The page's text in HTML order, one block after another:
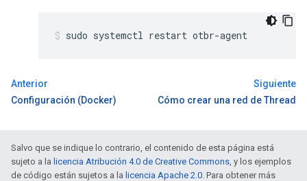
sudo systemctl restart otbr-agent
Anterior
Configuración (Docker)
Siguiente
Cómo crear una red de Thread
Salvo que se indique lo contrario, el contenido de esta página está
sujeto a la licencia Atribución 4.0 de Creative Commons, y los ejemplos
de código están sujetos a la licencia Apache 2.0. Para obtener más